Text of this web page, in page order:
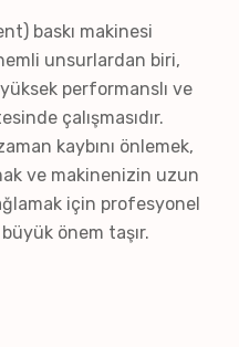
baskı makinesi
unsurlardan biri,
performanslı ve
çalışmasıdır.
kaybını önlemek,
ve makinenizin uzun
için profesyonel
önem taşır.